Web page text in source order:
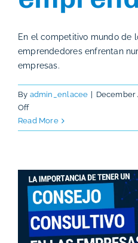
En el competitivo mundo de
emprendedores enfrentan
empresas.
By admin_enlacee December
Offon
¿Qué
es
Corporativa
y
por
qué
es
clave
Read More